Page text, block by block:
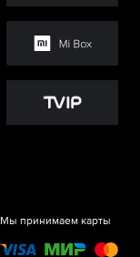
Мы принимаем карты